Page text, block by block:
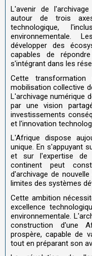
L'avenir de
autour de trois
technologique,
environnementale.
développer des
capables de
s'intégrant dans les
Cette
mobilisation collective
L'archivage numérique
par une vision
investissements
et l'innovation
L'Afrique dispose
unique. En s'appuyant
et sur l'expertise de
continent peut
d'archivage de
limites des systèmes
Cette ambition
excellence
environnementale.
construction d'une
prospère, capable de
tout en préparant son